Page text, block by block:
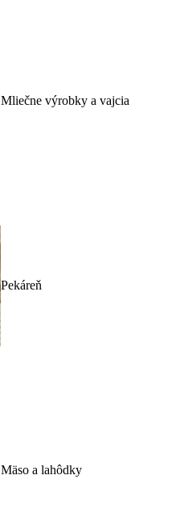
Mliečne výrobky a vajcia
Pekáreň
Mäso a lahôdky